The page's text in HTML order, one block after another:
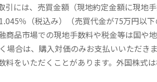
には、売買金額（現地約定金額に現地
％（税込み）（売買代金が75万円以
品市場での現地手数料や税金等は国や
合は、購入対価のみお支払いいただき
をいただくことがあります。外国株式